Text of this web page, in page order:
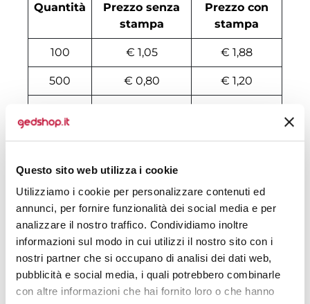
Questo sito web utilizza i cookie
Utilizziamo i cookie per personalizzare contenuti ed
annunci, per fornire funzionalità dei social media e per
analizzare il nostro traffico. Condividiamo inoltre
informazioni sul modo in cui utilizzi il nostro sito con i
nostri partner che si occupano di analisi dei dati web,
pubblicità e social media, i quali potrebbero combinarle
con altre informazioni che hai fornito loro o che hanno
Quantità
Prezzo senza
stampa
Prezzo con
stampa
100 € 1,05 € 1,88
500 € 0,80 € 1,20
2000 € 0,73 € 0,97
3000 € 0,72
4000 € 0,71 € 0,94
5000 € 0,71 € 0,93
€ 0,91
7000 € 0,70 € 0,89